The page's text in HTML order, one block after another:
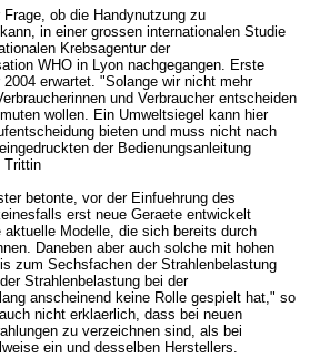
ob die Handynutzung zu
in einer grossen internationalen Studie
Krebsagentur der
WHO in Lyon nachgegangen. Erste
erwartet. "Solange wir nicht mehr
und Verbraucher entscheiden
wollen. Ein Umweltsiegel kann hier
bieten und muss nicht nach
der Bedienungsanleitung
Trittin
betonte, vor der Einfuehrung des
erst neue Geraete entwickelt
Modelle, die sich bereits durch
Daneben aber auch solche mit hohen
zum Sechsfachen der Strahlenbelastung
Strahlenbelastung bei der
anscheinend keine Rolle gespielt hat," so
nicht erklaerlich, dass bei neuen
zu verzeichnen sind, als bei
ein und desselben Herstellers.